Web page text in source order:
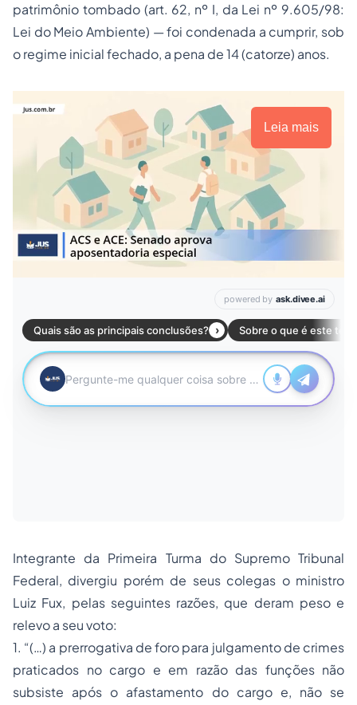
patrimônio tombado (art. 62, nº I, da Lei nº 9.605/98:
Lei do Meio Ambiente) — foi condenada a cumprir, sob
o regime inicial fechado, a pena de 14 (catorze) anos.
Leia mais
Integrante da Primeira Turma do Supremo Tribunal
Federal, divergiu porém de seus colegas o ministro
Luiz Fux, pelas seguintes razões, que deram peso e
relevo a seu voto:
1. “(…) a prerrogativa de foro para julgamento de crimes
praticados no cargo e em razão das funções não
subsiste após o afastamento do cargo e, não se